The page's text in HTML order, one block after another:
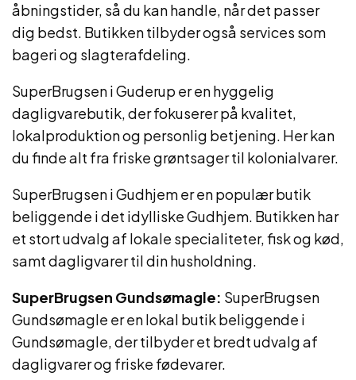
åbningstider, så du kan handle, når det passer
dig bedst. Butikken tilbyder også services som
bageri og slagterafdeling.
SuperBrugsen i Guderup er en hyggelig
dagligvarebutik, der fokuserer på kvalitet,
lokalproduktion og personlig betjening. Her kan
du finde alt fra friske grøntsager til kolonialvarer.
SuperBrugsen i Gudhjem er en populær butik
beliggende i det idylliske Gudhjem. Butikken har
et stort udvalg af lokale specialiteter, fisk og kød,
samt dagligvarer til din husholdning.
SuperBrugsen Gundsømagle: SuperBrugsen
Gundsømagle er en lokal butik beliggende i
Gundsømagle, der tilbyder et bredt udvalg af
dagligvarer og friske fødevarer.